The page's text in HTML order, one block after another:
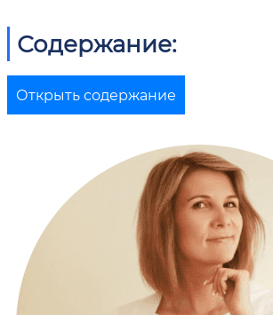
Содержание:
Открыть содержание